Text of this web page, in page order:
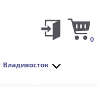
Владивосток
0